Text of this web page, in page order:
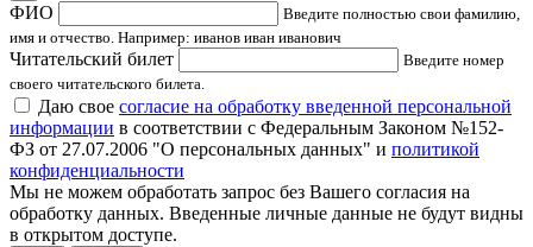
ФИО
Введите полностью свои фамилию,
имя и отчество. Например: иванов иван иванович
Читательский билет
Введите номер
своего читательского билета.
Даю свое согласие на обработку введенной персональной
информации в соответствии с Федеральным Законом №152-
ФЗ от 27.07.2006 "О персональных данных" и политикой
конфиденциальности
Мы не можем обработать запрос без Вашего согласия на
обработку данных. Введенные личные данные не будут видны
в открытом доступе.